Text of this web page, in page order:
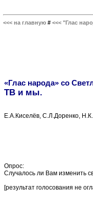
<<< на главную # <<< "Глас
«Глас народа» со
ТВ и мы.
Е.А.Киселёв, С.Л.Доренко,
Опрос:
Случалось ли Вам изменить
[результат голосования не